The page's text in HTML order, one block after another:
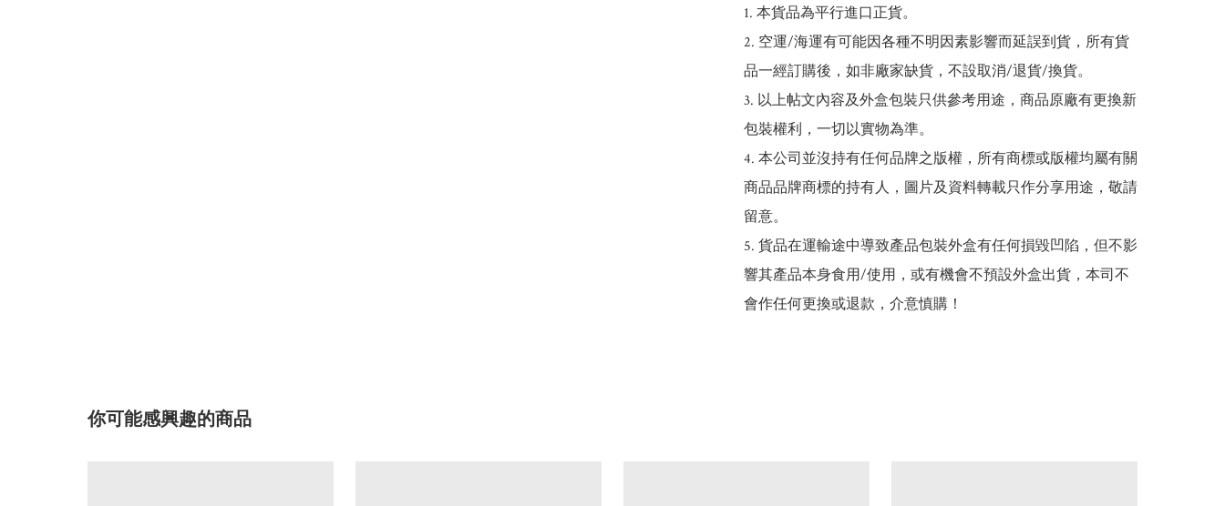
1. 本貨品為平行進口正貨。
2. 空運/海運有可能因各種不明因素影響而延誤到貨，所有貨
品一經訂購後，如非廠家缺貨，不設取消/退貨/換貨。
3. 以上帖文內容及外盒包裝只供參考用途，商品原廠有更換新
包裝權利，一切以實物為準。
4. 本公司並沒持有任何品牌之版權，所有商標或版權均屬有關
商品品牌商標的持有人，圖片及資料轉載只作分享用途，敬請
留意。
5. 貨品在運輸途中導致產品包裝外盒有任何損毀凹陷，但不影
響其產品本身食用/使用，或有機會不預設外盒出貨，本司不
會作任何更換或退款，介意慎購！
你可能感興趣的商品